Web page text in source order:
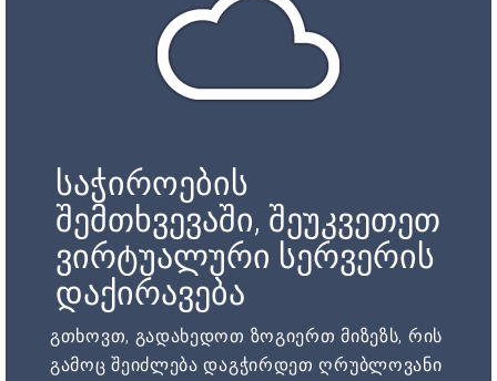
საჭიროების
შემთხვევაში, შეუკვეთეთ
ვირტუალური სერვერის
დაქირავება
გთხოვთ, გადახედოთ ზოგიერთ მიზეზს, რის
გამოც შეიძლება დაგჭირდეთ ღრუბლოვანი